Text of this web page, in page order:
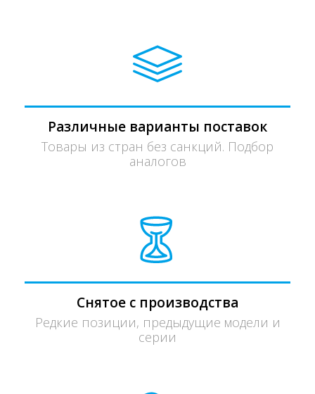
Различные варианты поставок
Товары из стран без санкций. Подбор
аналогов
Снятое с производства
Редкие позиции, предыдущие модели и
серии